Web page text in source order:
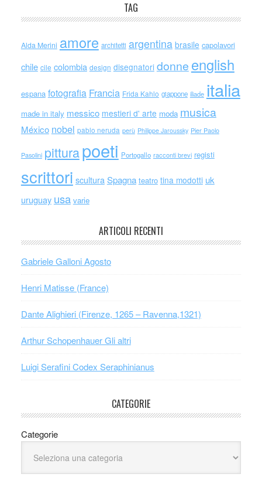
TAG
Alda Merini amore architetti argentina brasile capolavori
chile cile colombia design disegnatori donne english
espana fotografia Francia Frida Kahlo giappone iliade italia
made in italy messico mestieri d' arte moda musica
México nobel pablo neruda perù Philippe Jaroussky Pier Paolo
Pasolini pitturapoeti Portogallo racconti brevi registi
scrittori scultura Spagna teatro tina modotti uk
uruguay usa varie
ARTICOLI RECENTI
Gabriele Galloni Agosto
Henri Matisse (France)
Dante Alighieri (Firenze, 1265 – Ravenna,1321)
Arthur Schopenhauer Gli altri
Luigi Serafini Codex Seraphinianus
CATEGORIE
Categorie